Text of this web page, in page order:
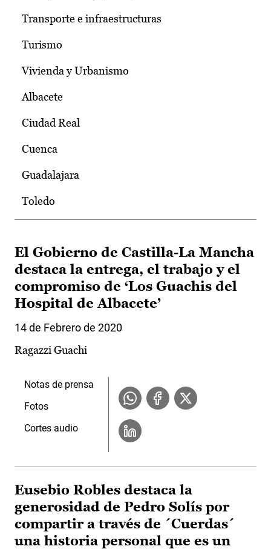
Transporte e infraestructuras
Turismo
Vivienda y Urbanismo
Albacete
Ciudad Real
Cuenca
Guadalajara
Toledo
El Gobierno de Castilla-La Mancha
destaca la entrega, el trabajo y el
compromiso de ‘Los Guachis del
Hospital de Albacete’
14 de Febrero de 2020
Ragazzi Guachi
Notas de prensa
Fotos
Cortes audio
Eusebio Robles destaca la
generosidad de Pedro Solís por
compartir a través de ´Cuerdas´
una historia personal que es un